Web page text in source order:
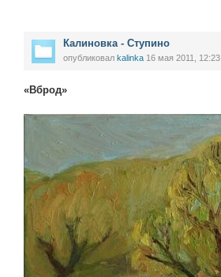
Калиновка - Ступино
опубликовал kalinka 16 мая 2011, 12:23
«Вброд»